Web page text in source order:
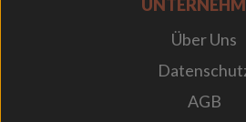
Über Uns
AGB